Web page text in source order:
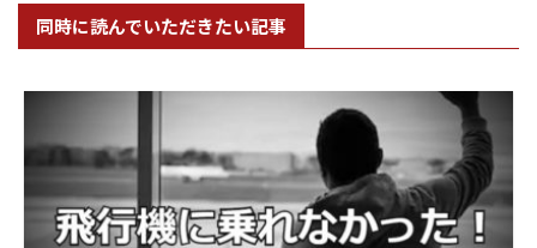
同時に読んでいただきたい記事